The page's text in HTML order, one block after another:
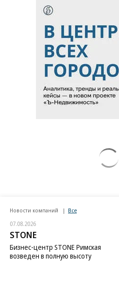
Новости компаний Все
07.08.2026
STONE
Бизнес-центр STONE Римская
возведен в полную высоту